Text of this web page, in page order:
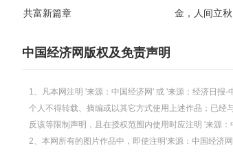
共富新篇章
金，人间立秋
中国经济网版权及免责声明
1、凡本网注明 '来源：中国经济网' 或 '来源：经济日报
个人不得转载、摘编或以其它方式使用上述作品；已经
反该等限制声明，且在授权范围内使用时应注明 '来源
2、本网所有的图片作品中，即使注明'来源：中国经济